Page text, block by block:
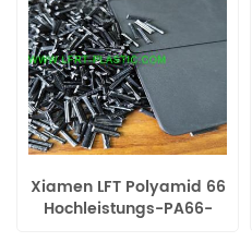
Xiamen LFT Polyamid 66
Hochleistungs-PA66-